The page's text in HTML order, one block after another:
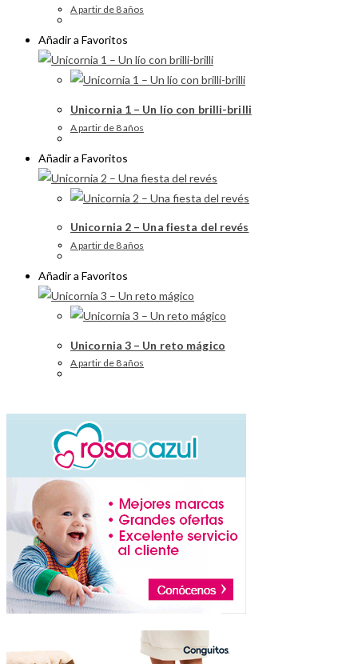
A partir de 8 años
Añadir a Favoritos
Unicornia 1 – Un lío con brilli-brilli
A partir de 8 años
Añadir a Favoritos
Unicornia 2 – Una fiesta del revés
A partir de 8 años
Añadir a Favoritos
Unicornia 3 – Un reto mágico
A partir de 8 años